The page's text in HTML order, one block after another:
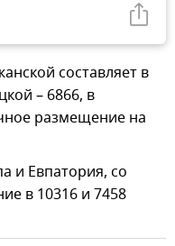
составляет в
– 6866, в
размещение на
и Евпатория, со
в 10316 и 7458